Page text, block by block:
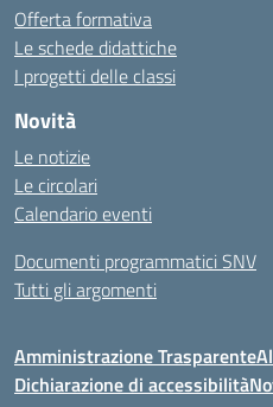
Offerta formativa
Le schede didattiche
I progetti delle classi
Novità
Le notizie
Le circolari
Calendario eventi
Documenti programmatici SNV
Tutti gli argomenti
Amministrazione Trasparente
Dichiarazione di accessibilità